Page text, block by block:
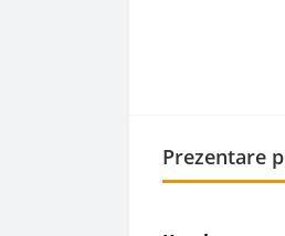
Prezentare